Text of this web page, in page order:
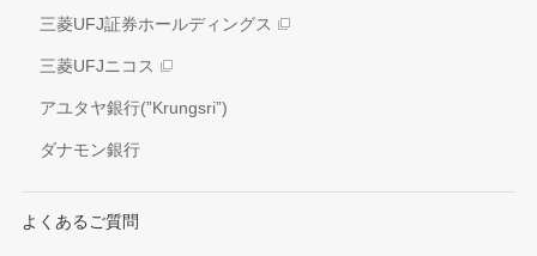
情報開示方針
IRお問い合わせ窓口
外部評価
社会貢献活動
三菱UFJ証券ホールディングス
三菱UFJニコス
アユタヤ銀行(”Krungsri”)
ダナモン銀行
よくあるご質問